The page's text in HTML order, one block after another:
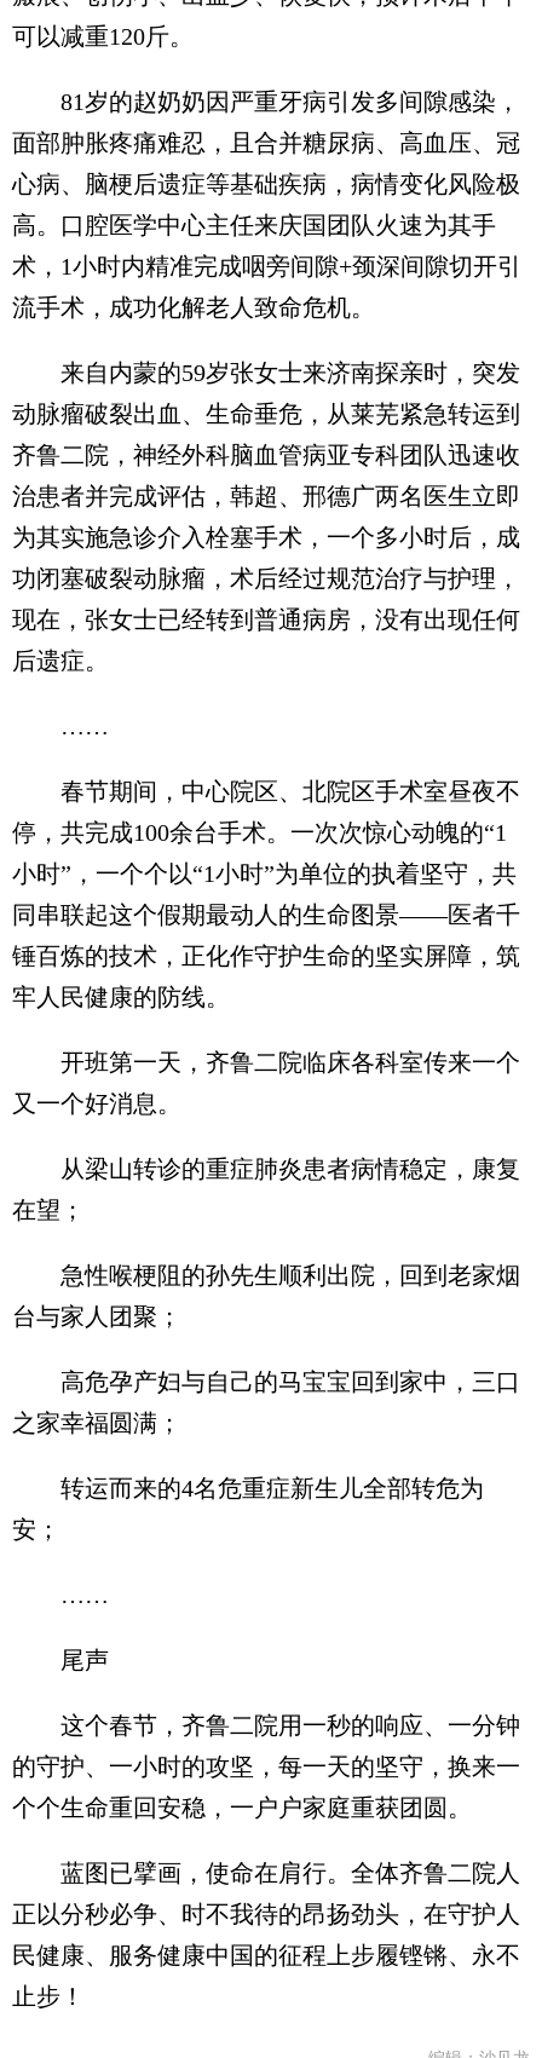
可以减重120斤。
81岁的赵奶奶因严重牙病引发多间隙感染，
面部肿胀疼痛难忍，且合并糖尿病、高血压、冠
心病、脑梗后遗症等基础疾病，病情变化风险极
高。口腔医学中心主任来庆国团队火速为其手
术，1小时内精准完成咽旁间隙+颈深间隙切开引
流手术，成功化解老人致命危机。
来自内蒙的59岁张女士来济南探亲时，突发
动脉瘤破裂出血、生命垂危，从莱芜紧急转运到
齐鲁二院，神经外科脑血管病亚专科团队迅速收
治患者并完成评估，韩超、邢德广两名医生立即
为其实施急诊介入栓塞手术，一个多小时后，成
功闭塞破裂动脉瘤，术后经过规范治疗与护理，
现在，张女士已经转到普通病房，没有出现任何
后遗症。
……
春节期间，中心院区、北院区手术室昼夜不
停，共完成100余台手术。一次次惊心动魄的“1
小时”，一个个以“1小时”为单位的执着坚守，共
同串联起这个假期最动人的生命图景——医者千
锤百炼的技术，正化作守护生命的坚实屏障，筑
牢人民健康的防线。
开班第一天，齐鲁二院临床各科室传来一个
又一个好消息。
从梁山转诊的重症肺炎患者病情稳定，康复
在望；
急性喉梗阻的孙先生顺利出院，回到老家烟
台与家人团聚；
高危孕产妇与自己的马宝宝回到家中，三口
之家幸福圆满；
转运而来的4名危重症新生儿全部转危为
安；
……
尾声
这个春节，齐鲁二院用一秒的响应、一分钟
的守护、一小时的攻坚，每一天的坚守，换来一
个个生命重回安稳，一户户家庭重获团圆。
蓝图已擘画，使命在肩行。全体齐鲁二院人
正以分秒必争、时不我待的昂扬劲头，在守护人
民健康、服务健康中国的征程上步履铿锵、永不
止步！